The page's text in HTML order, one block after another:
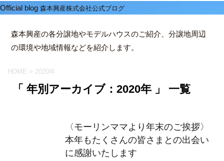
Official blog 森本興産株式会社公式ブログ
森本興産の各分譲地やモデルハウスのご紹介、分譲地周辺
の環境や地域情報などを紹介します。
HOME > 2020年
「 年別アーカイブ：2020年 」 一覧
〈モーリンママより年末のご挨拶〉
本年もたくさんの皆さまとの出会い
に感謝いたします